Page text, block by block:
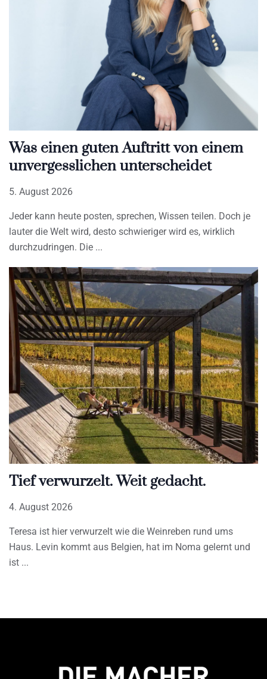
Was einen guten Auftritt von einem
unvergesslichen unterscheidet
5. August 2026
Jeder kann heute posten, sprechen, Wissen teilen. Doch je
lauter die Welt wird, desto schwieriger wird es, wirklich
durchzudringen. Die
Tief verwurzelt. Weit gedacht.
4. August 2026
Teresa ist hier verwurzelt wie die Weinreben rund ums
Haus. Levin kommt aus Belgien, hat im Noma gelernt und
ist